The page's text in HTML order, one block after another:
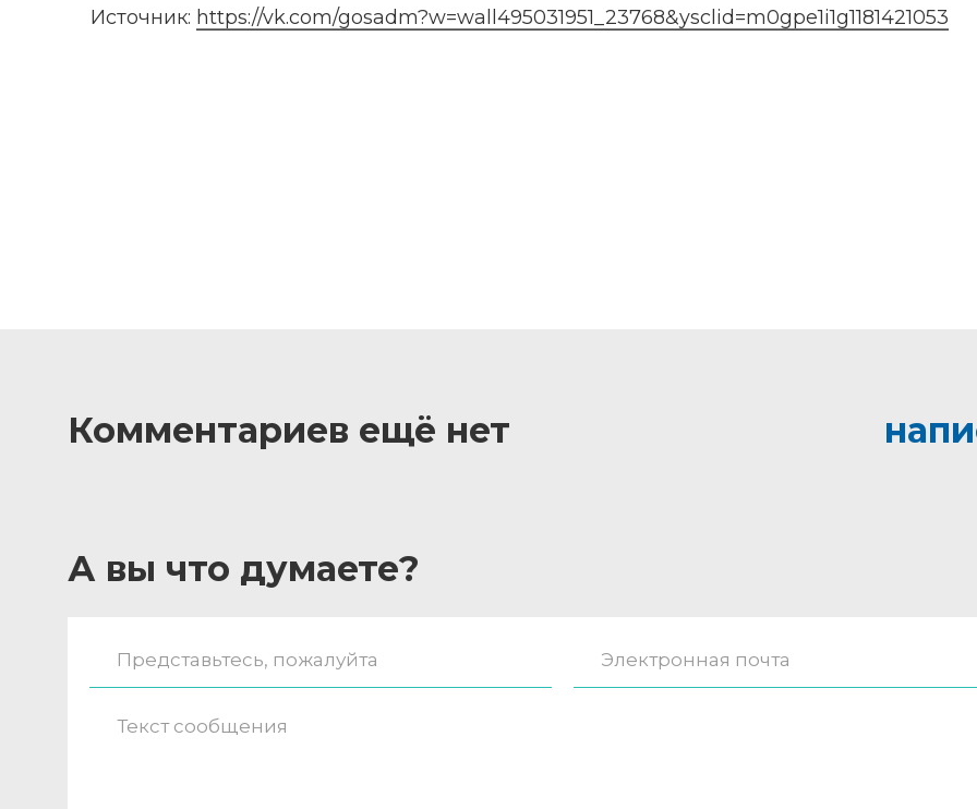
Источник: https://vk.com/gosadm?w=wall495031951_23768&ysclid=m0gpe1i1g1181421053
Комментариев ещё нет
А вы что думаете?